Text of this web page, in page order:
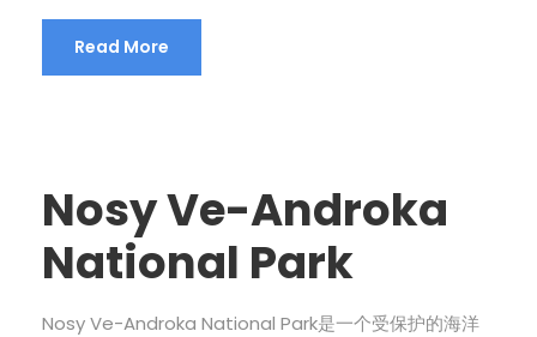
Read More
Nosy Ve-Androka
National Park
Nosy Ve-Androka National Park是一个受保护的海洋